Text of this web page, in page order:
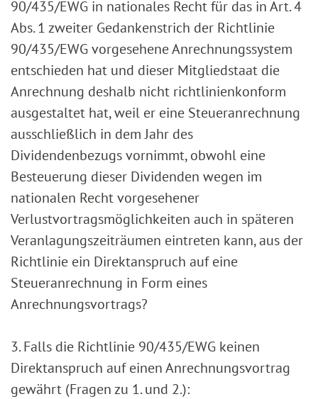
90/435/EWG in nationales Recht für das in Art. 4
Abs. 1 zweiter Gedankenstrich der Richtlinie
90/435/EWG vorgesehene Anrechnungssystem
entschieden hat und dieser Mitgliedstaat die
Anrechnung deshalb nicht richtlinienkonform
ausgestaltet hat, weil er eine Steueranrechnung
ausschließlich in dem Jahr des
Dividendenbezugs vornimmt, obwohl eine
Besteuerung dieser Dividenden wegen im
nationalen Recht vorgesehener
Verlustvortragsmöglichkeiten auch in späteren
Veranlagungszeiträumen eintreten kann, aus der
Richtlinie ein Direktanspruch auf eine
Steueranrechnung in Form eines
Anrechnungsvortrags?
3. Falls die Richtlinie 90/435/EWG keinen
Direktanspruch auf einen Anrechnungsvortrag
gewährt (Fragen zu 1. und 2.):